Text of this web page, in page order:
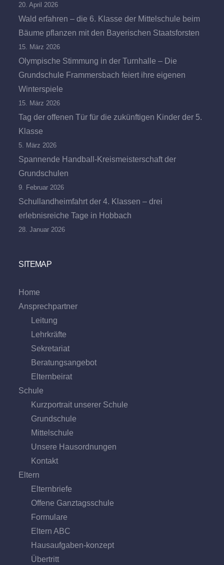
20. April 2026
Wald erfahren – die 6. Klasse der Mittelschule beim
Bäume pflanzen mit den Bayerischen Staatsforsten
15. März 2026
Olympische Stimmung in der Turnhalle – Die
Grundschule Frammersbach feiert ihre eigenen
Winterspiele
15. März 2026
Tag der offenen Tür für die zukünftigen Kinder der 5.
Klasse
5. März 2026
Spannende Handball-Kreismeisterschaft der
Grundschulen
9. Februar 2026
Schullandheimfahrt der 4. Klassen – drei
erlebnisreiche Tage in Hobbach
28. Januar 2026
SITEMAP
Home
Ansprechpartner
Leitung
Lehrkräfte
Sekretariat
Beratungs­angebot
Eltern­beirat
Schule
Kurzportrait unserer Schule
Grund­schule
Mittel­schule
Unsere Hausordnungen
Kontakt
Eltern
Elternbriefe
Offene Ganz­tags­schule
Formulare
Eltern ABC
Hausaufgaben-konzept
Übertritt